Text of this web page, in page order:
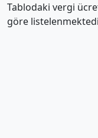
Tablodaki vergi
göre